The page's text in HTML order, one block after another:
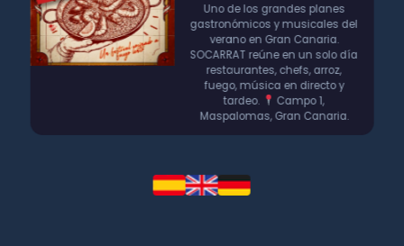
Uno de los grandes planes
gastronómicos y musicales del
verano en Gran Canaria.
SOCARRAT reúne en un solo día
restaurantes, chefs, arroz,
fuego, música en directo y
tardeo.
Campo 1,
Maspalomas, Gran Canaria.